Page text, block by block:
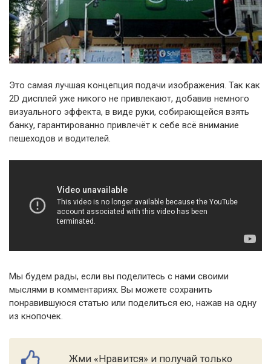
Это самая лучшая концепция подачи изображения. Так как
2D дисплей уже никого не привлекают, добавив немного
визуального эффекта, в виде руки, собирающейся взять
банку, гарантированно привлечёт к себе всё внимание
пешеходов и водителей.
Мы будем рады, если вы поделитесь с нами своими
мыслями в комментариях. Вы можете сохранить
понравившуюся статью или поделиться ею, нажав на одну
из кнопочек.
Жми «Нравится» и получай только